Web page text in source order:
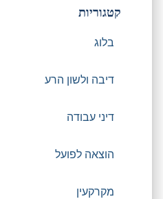
קטגוריות
בלוג
דיבה ולשון הרע
דיני עבודה
הוצאה לפועל
מקרקעין